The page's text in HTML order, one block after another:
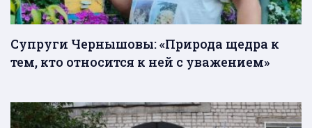
Супруги Чернышовы: «Природа щедра к
тем, кто относится к ней с уважением»